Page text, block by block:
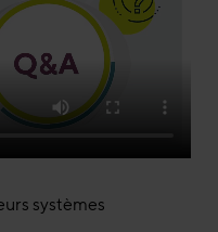
systèmes